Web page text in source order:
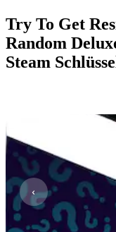
Try To Get
Random
Steam